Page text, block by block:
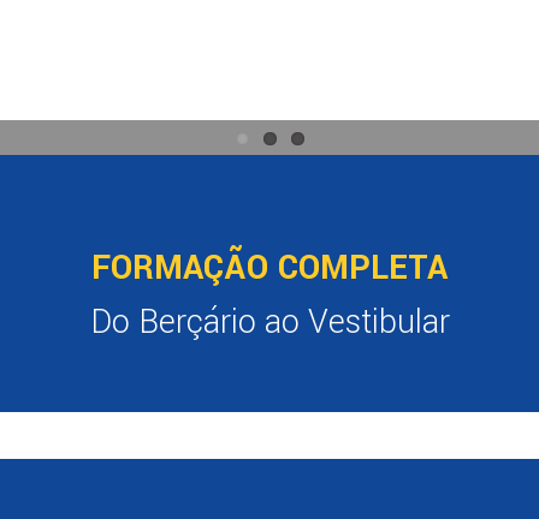
FORMAÇÃO COMPLETA
Do Berçário ao Vestibular